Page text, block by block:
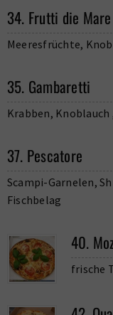
34. Frutti die Mare
Meeresfrüchte,
35. Gambaretti
Krabben,
37. Pescatore
Scampi-Garnelen,
Fischbelag
40.
frische